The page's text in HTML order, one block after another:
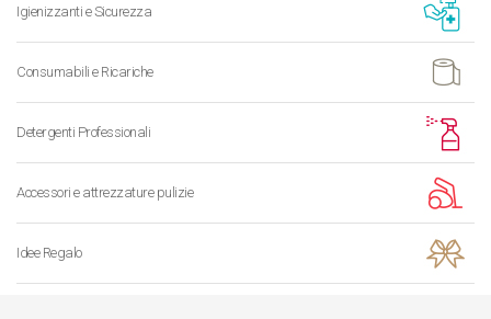
Igienizzanti e Sicurezza
Consumabili e Ricariche
Detergenti Professionali
Accessori e attrezzature pulizie
Idee Regalo